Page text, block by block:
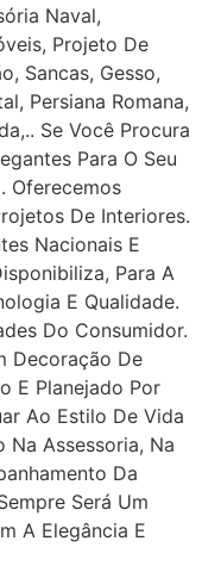
Naval,
Projeto De
Sancas, Gesso,
Persiana Romana,
Se Você Procura
Para O Seu
Oferecemos
De Interiores.
Nacionais E
Para A
E Qualidade.
Do Consumidor.
Decoração De
E Planejado Por
Ao Estilo De Vida
Na Assessoria, Na
Da
Será Um
A Elegância E